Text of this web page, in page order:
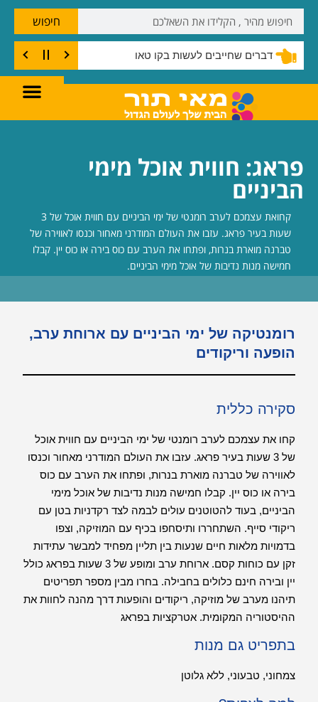
דברים שחייבים לעשות בקו טאו
חיפוש
פראג: חווית אוכל מימי
הביניים
קחואת עצמכם לערב רומנטי של ימי הביניים עם חווית אוכל של 3
שעות בעיר פראג. עזבו את העולם המודרני מאחור וכנסו לאווירה של
טברנה מוארת בנרות, ופתחו את הערב עם כוס בירה או כוס יין. קבלו
חמישה מנות נדיבות של אוכל מימי הביניים.
רומנטיקה של ימי הביניים עם ארוחת ערב,
הופעה וריקודים
סקירה כללית
קחו את עצמכם לערב רומנטי של ימי הביניים עם חווית אוכל
של 3 שעות בעיר פראג. עזבו את העולם המודרני מאחור וכנסו
לאווירה של טברנה מוארת בנרות, ופתחו את הערב עם כוס
בירה או כוס יין. קבלו חמישה מנות נדיבות של אוכל מימי
הביניים, בעוד להטוטנים עולים לבמה לצד רקדניות בטן עם
ריקודי סייף. השתחררו ותיסחפו בכיף עם המוזיקה, וצפו
בדמויות מלאות חיים שנעות בין תליין מפחיד למבשר עתידות
זקן עם כוחות קסם. ארוחת ערב ומופע של 3 שעות בפראג כולל
יין ובירה חינם כלולים בחבילה. בחרו מבין מספר תפריטים
תיהנו מערב של מוזיקה, ריקודים והופעות דרך מהנה לחוות את
ההיסטוריה המקומית. אטרקציות בפראג
בתפריט גם מנות
צמחוני, טבעוני, ללא גלוטן